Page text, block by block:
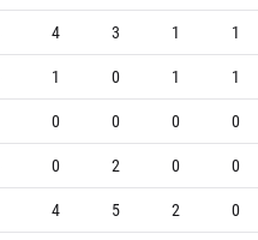
4 3 1
1
1 0 1
1
0 0 0
0
0 2 0
0
4 5 2
0